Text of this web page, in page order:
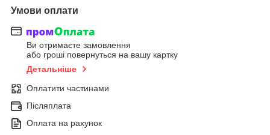
Умови оплати
Ви отримаєте замовлення
або гроші повернуться на вашу картку
Детальніше
Оплатити частинами
Післяплата
Оплата на рахунок